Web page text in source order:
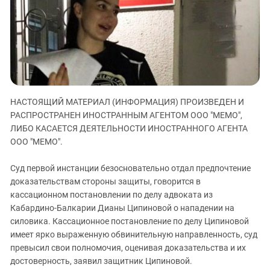
ЗАСТАВЛЯЕТ
КАВКАЗ ЗА ПАЛЕСТИНУ
ИНАКОМЫСЛИЕ В ЧЕЧНЕ
ПРЕСЛЕДОВАНИЕ АКТИВИСТОВ
МОБИЛИЗАЦИЯ И ПРОТЕСТЫ
Дагестан
Ингушетия
Кабардино-Балкария
Калмыкия
Карачаево-Черкесия
Краснодарский край
Российская Федерация
Северная Осетия - Алания
СКФО
Ставропольский край
Чечня
Южная Осетия
НАСТОЯЩИЙ МАТЕРИАЛ (ИНФОРМАЦИЯ) ПРОИЗВЕДЕН И
РАСПРОСТРАНЕН ИНОСТРАННЫМ АГЕНТОМ ООО "МЕМО",
ЛИБО КАСАЕТСЯ ДЕЯТЕЛЬНОСТИ ИНОСТРАННОГО АГЕНТА
ООО "МЕМО".
Суд первой инстанции безосновательно отдал предпочтение
доказательствам стороны защиты, говорится в
кассационном постановлении по делу адвоката из
Кабардино-Балкарии Дианы Ципиновой о нападении на
силовика. Кассационное постановление по делу Ципиновой
имеет ярко выраженную обвинительную направленность, суд
превысил свои полномочия, оценивая доказательства и их
достоверность, заявил защитник Ципиновой.